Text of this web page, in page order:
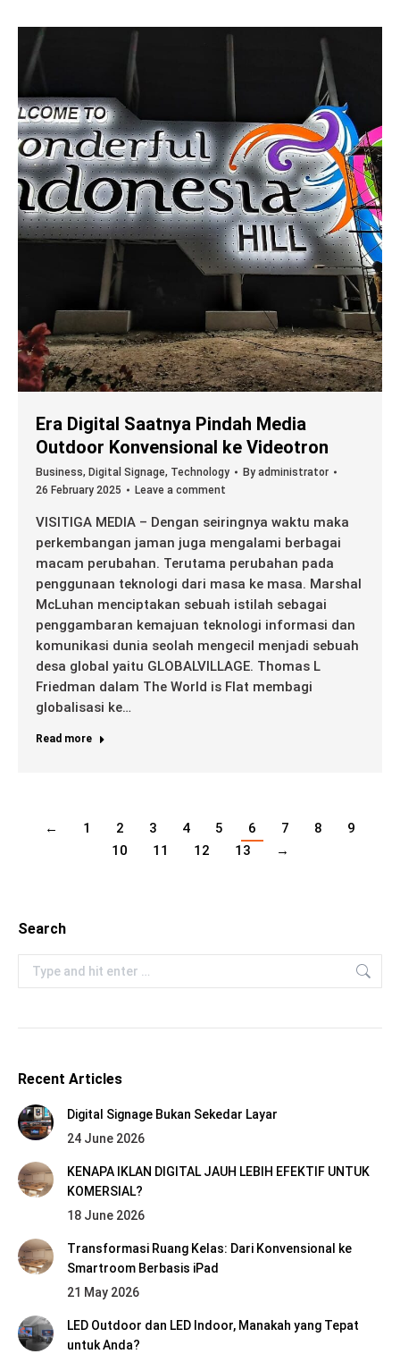
Era Digital Saatnya Pindah Media
Outdoor Konvensional ke Videotron
Business, Digital Signage, Technology By administrator
26 February 2025
Leave a comment
VISITIGA MEDIA – Dengan seiringnya waktu maka
perkembangan jaman juga mengalami berbagai
macam perubahan. Terutama perubahan pada
penggunaan teknologi dari masa ke masa. Marshal
McLuhan menciptakan sebuah istilah sebagai
penggambaran kemajuan teknologi informasi dan
komunikasi dunia seolah mengecil menjadi sebuah
desa global yaitu GLOBALVILLAGE. Thomas L
Friedman dalam The World is Flat membagi
globalisasi ke…
Read more
← 1 2 3 4 5 6 7 8
9
10
11 12 13 →
Search
Search:
Recent Articles
Digital Signage Bukan Sekedar Layar
24 June 2026
KENAPA IKLAN DIGITAL JAUH LEBIH EFEKTIF UNTUK
KOMERSIAL?
18 June 2026
Transformasi Ruang Kelas: Dari Konvensional ke
Smartroom Berbasis iPad
21 May 2026
LED Outdoor dan LED Indoor, Manakah yang Tepat
untuk Anda?